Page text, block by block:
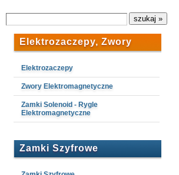
Elektrozaczepy, Zwory
Elektrozaczepy
Zwory Elektromagnetyczne
Zamki Solenoid - Rygle
Elektromagnetyczne
Zamki Szyfrowe